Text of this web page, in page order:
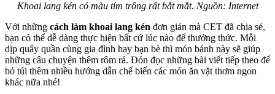
Khoai lang kén có màu tím trông rất bắt mắt. Nguồn: Internet
Với những cách làm khoai lang kén đơn giản mà CET đã chia sẻ,
bạn có thể dễ dàng thực hiện bất cứ lúc nào để thưởng thức. Mỗi
dịp quây quần cùng gia đình hay bạn bè thì món bánh này sẽ giúp
những câu chuyện thêm rôm rả. Đón đọc những bài viết tiếp theo để
bỏ túi thêm nhiều hướng dẫn chế biến các món ăn vặt thơm ngon
khác nữa nhé!